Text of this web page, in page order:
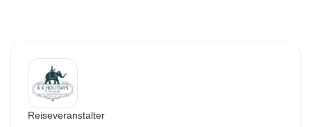
Reiseveranstalter